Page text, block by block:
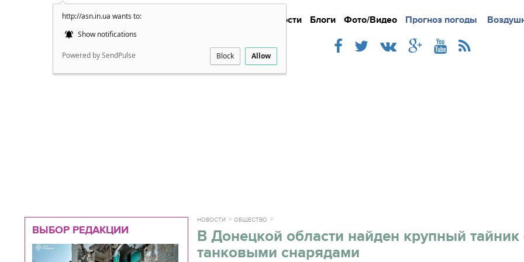
http://asn.in.ua wants to:
Show notifications
Powered by SendPulse Block Allow
Новости Блоги Фото/Видео Прогноз погоды
Подробно Новости
ВЫБОР РЕДАКЦИИ
НОВОСТИ ОБЩЕСТВО
В Донецкой области найден крупный тайник
танковыми снарядами